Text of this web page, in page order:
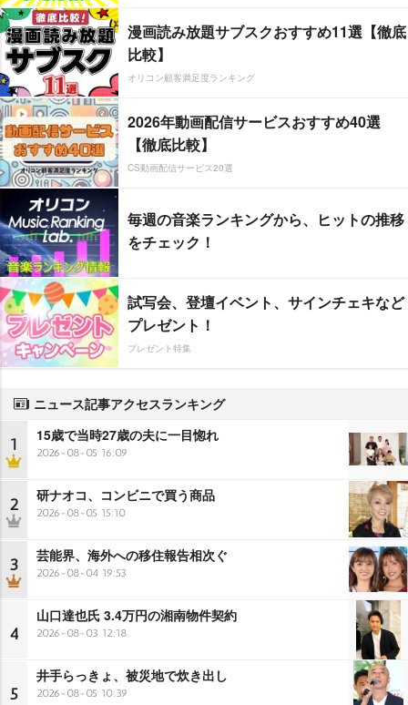
漫画読み放題サブスクおすすめ11選【徹底
比較】
オリコン顧客満足度ランキング
2026年動画配信サービスおすすめ40選
【徹底比較】
CS動画配信サービス20選
毎週の音楽ランキングから、ヒットの推移
をチェック！
試写会、登壇イベント、サインチェキなど
プレゼント！
プレゼント特集
ニュース記事アクセスランキング
1 15歳で当時27歳の夫に一目惚れ
2026-08-05 16:09
2 研ナオコ、コンビニで買う商品
2026-08-05 15:10
3 芸能界、海外への移住報告相次ぐ
2026-08-04 19:53
4
山口達也氏 3.4万円の湘南物件契約
2026-08-03 12:18
5
井手らっきょ、被災地で炊き出し
2026-08-05 10:39